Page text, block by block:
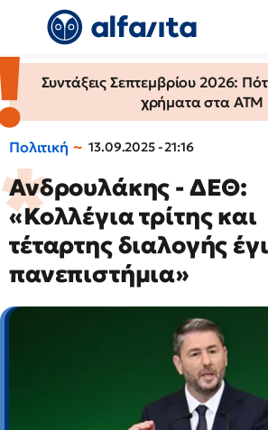
Συντάξεις Σεπτεμβρίου 2026:
χρήματα στα ΑΤΜ
Πολιτική 13.09.2025 - 21:16
Ανδρουλάκης - ΔΕΘ:
«Κολλέγια τρίτης και
τέταρτης διαλογής
πανεπιστήμια»